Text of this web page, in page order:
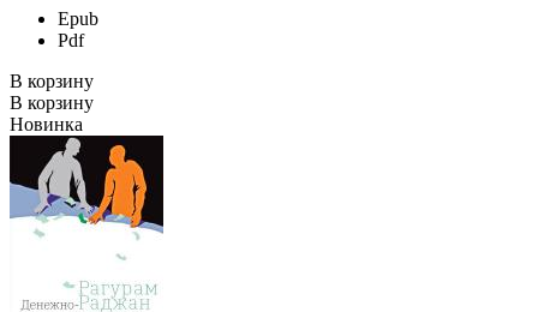
Epub
Pdf
В корзину
В корзину
Новинка